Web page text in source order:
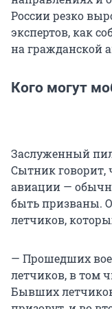
России резко
экспертов, как
на гражданской
Кого могут
Заслуженный
Сытник говорит,
авиации —
быть призваны.
летчиков,
— Прошедших
летчиков, в том
Бывших